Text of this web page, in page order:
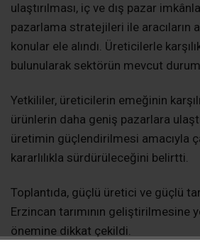
ulaştırılması, iç ve dış pazar
pazarlama stratejileri ile aracıların
konular ele alındı. Üreticilerle
bulunularak sektörün mevcut
Yetkililer, üreticilerin emeğinin
ürünlerin daha geniş pazarlara
üretimin güçlendirilmesi amacıyla
kararlılıkla sürdürüleceğini belirtti.
Toplantıda, güçlü üretici ve güçlü
Erzincan tarımının geliştirilmesine